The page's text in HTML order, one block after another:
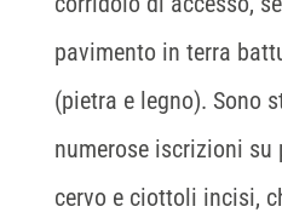
pavimento in terra
(pietra e legno). Sono
numerose iscrizioni su
cervo e ciottoli incisi,